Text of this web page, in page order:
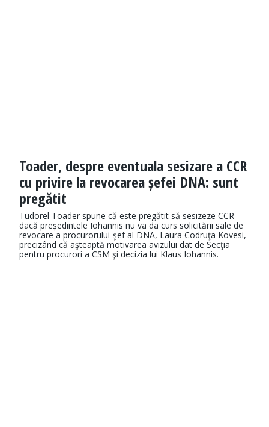
Toader, despre eventuala sesizare a CCR
cu privire la revocarea șefei DNA: sunt
pregătit
Tudorel Toader spune că este pregătit să sesizeze CCR
dacă președintele Iohannis nu va da curs solicitării sale de
revocare a procurorului-şef al DNA, Laura Codruţa Kovesi,
precizând că aşteaptă motivarea avizului dat de Secţia
pentru procurori a CSM şi decizia lui Klaus Iohannis.